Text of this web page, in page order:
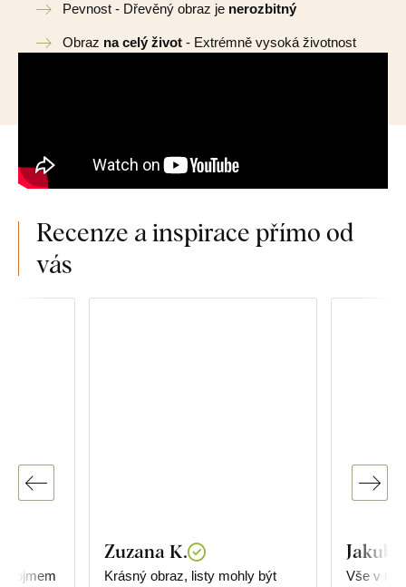
Pevnost - Dřevěný obraz je nerozbitný
Obraz na celý život - Extrémně vysoká životnost
Recenze a inspirace přímo od
vás
dojmem
Zuzana K.
Krásný obraz, listy mohly být
Jakub
Vše v naprostém pořádku.